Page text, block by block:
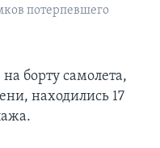
потерпевшего
борту самолета,
находились 17